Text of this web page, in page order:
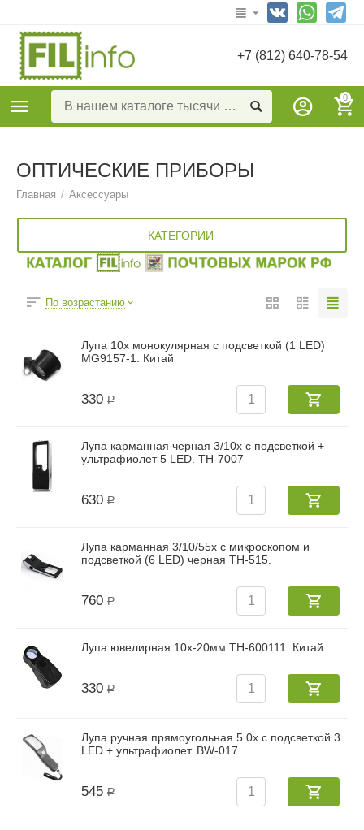
+7 (812) 640-78-54
0
ОПТИЧЕСКИЕ ПРИБОРЫ
Главная / Аксессуары
КАТЕГОРИИ
По возрастанию
Лупа 10x монокулярная с подсветкой (1 LED)
MG9157-1. Китай
330 Р
Лупа карманная черная 3/10x с подсветкой +
ультрафиолет 5 LED. TH-7007
630 Р
Лупа карманная 3/10/55x с микроскопом и
подсветкой (6 LED) черная TH-515.
760 Р
Лупа ювелирная 10х-20мм TH-600111. Китай
330 Р
Лупа ручная прямоугольная 5.0x с подсветкой 3
LED + ультрафиолет. BW-017
545 Р